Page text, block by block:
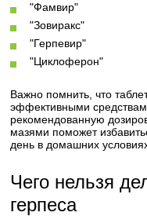
"Фамвир"
"Зовиракс"
"Герпевир"
"Циклоферон"
Важно помнить, что
эффективными
рекомендованную
мазями поможет
день в домашних
Чего нельзя
герпеса